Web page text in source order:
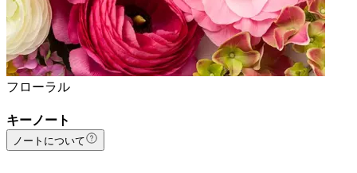
フローラル
キーノート
ノートについて